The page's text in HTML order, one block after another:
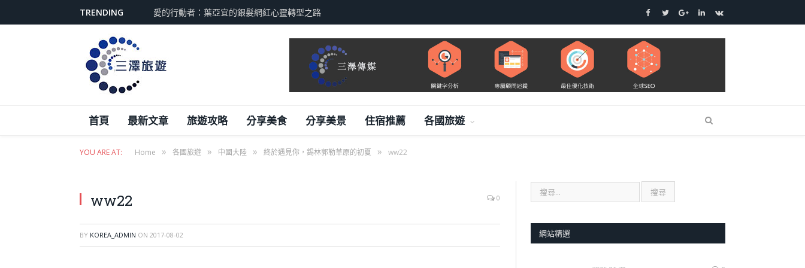
TRENDING 愛的行動者：葉亞宜的銀髮網紅心靈轉型之路 Facebook
TwitterGoogle+LinkedIn
VK
首頁 最新文章 旅遊攻略 分享美食 分享美景 住宿推薦 各國旅遊
YOU ARE AT: Home » 各國旅遊 » 中國大陸 » 終於遇見你，錫林郭勒草原的初夏 » ww22
ww22 0
BY KOREA_ADMIN ON 2017-08-02 網站精選